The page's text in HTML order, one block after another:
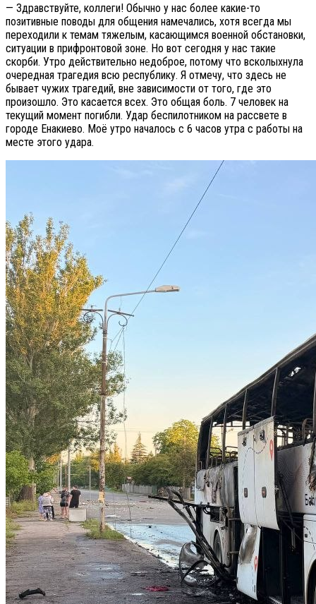
— Здравствуйте, коллеги! Обычно у нас более какие-то
позитивные поводы для общения намечались, хотя всегда мы
переходили к темам тяжелым, касающимся военной обстановки,
ситуации в прифронтовой зоне. Но вот сегодня у нас такие
скорби. Утро действительно недоброе, потому что всколыхнула
очередная трагедия всю республику. Я отмечу, что здесь не
бывает чужих трагедий, вне зависимости от того, где это
произошло. Это касается всех. Это общая боль. 7 человек на
текущий момент погибли. Удар беспилотником на рассвете в
городе Енакиево. Моё утро началось с 6 часов утра с работы на
месте этого удара.